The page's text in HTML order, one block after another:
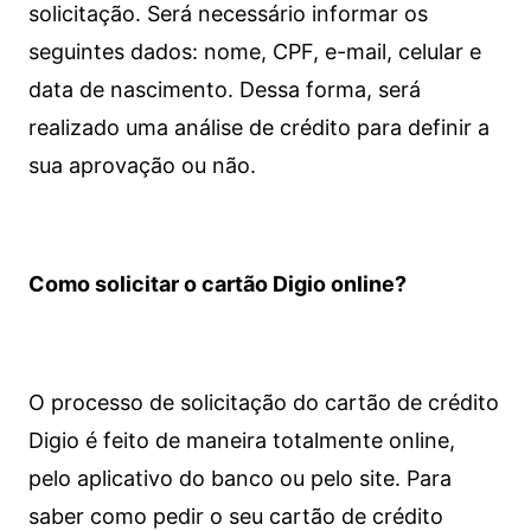
solicitação. Será necessário informar os
seguintes dados: nome, CPF, e-mail, celular e
data de nascimento. Dessa forma, será
realizado uma análise de crédito para definir a
sua aprovação ou não.
Como solicitar o cartão Digio online?
O processo de solicitação do cartão de crédito
Digio é feito de maneira totalmente online,
pelo aplicativo do banco ou pelo site. Para
saber como pedir o seu cartão de crédito